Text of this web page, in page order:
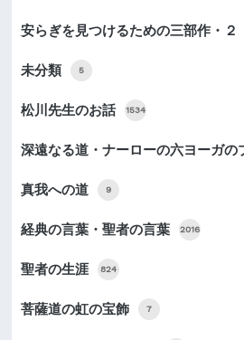
安らぎを見つけるための三部作・２
未分類 5
松川先生のお話 1534
深遠なる道・ナーローの六ヨーガの
真我への道 9
経典の言葉・聖者の言葉 2016
聖者の生涯 824
菩薩道の虹の宝飾 7